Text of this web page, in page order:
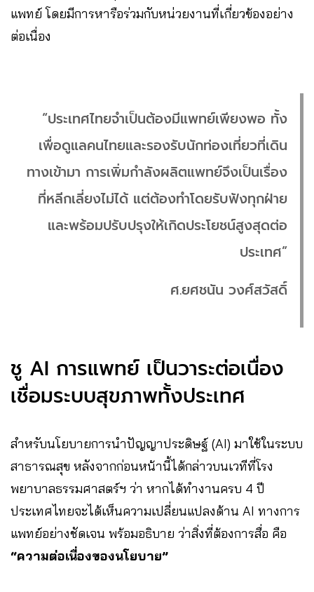
แพทย์ โดยมีการหารือร่วมกับหน่วยงานที่เกี่ยวข้องอย่าง
ต่อเนื่อง
“ประเทศไทยจำเป็นต้องมีแพทย์เพียงพอ ทั้ง
เพื่อดูแลคนไทยและรองรับนักท่องเที่ยวที่เดิน
ทางเข้ามา การเพิ่มกำลังผลิตแพทย์จึงเป็นเรื่อง
ที่หลีกเลี่ยงไม่ได้ แต่ต้องทำโดยรับฟังทุกฝ่าย
และพร้อมปรับปรุงให้เกิดประโยชน์สูงสุดต่อ
ประเทศ”
ศ.ยศชนัน วงศ์สวัสดิ์
ชู AI การแพทย์ เป็นวาระต่อเนื่อง
เชื่อมระบบสุขภาพทั้งประเทศ
สำหรับนโยบายการนำปัญญาประดิษฐ์ (AI) มาใช้ในระบบ
สาธารณสุข หลังจากก่อนหน้านี้ได้กล่าวบนเวทีที่โรง
พยาบาลธรรมศาสตร์ฯ ว่า หากได้ทำงานครบ 4 ปี
ประเทศไทยจะได้เห็นความเปลี่ยนแปลงด้าน AI ทางการ
แพทย์อย่างชัดเจน พร้อมอธิบาย ว่าสิ่งที่ต้องการสื่อ คือ
“ความต่อเนื่องของนโยบาย”